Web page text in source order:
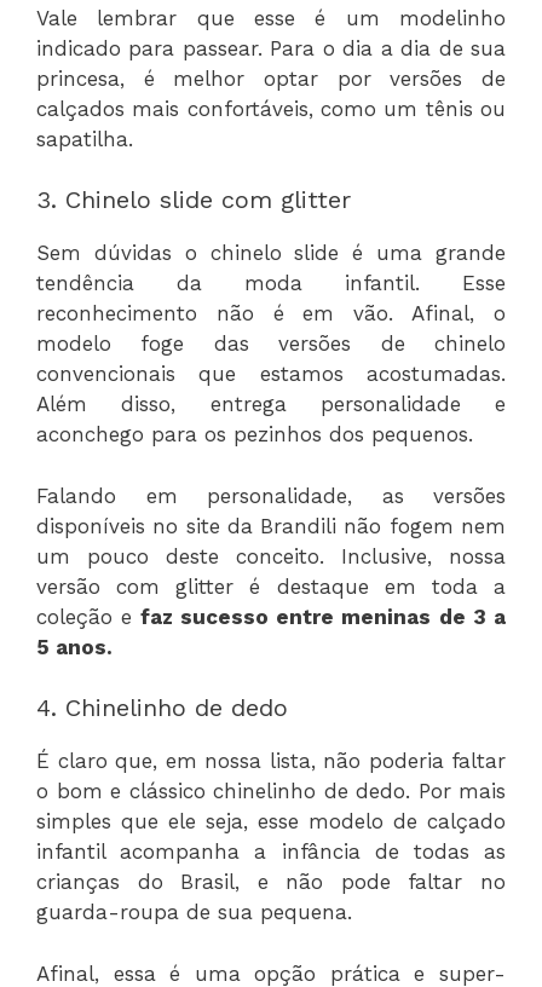
Vale lembrar que esse é um modelinho
indicado para passear. Para o dia a dia de sua
princesa, é melhor optar por versões de
calçados mais confortáveis, como um tênis ou
sapatilha.
3. Chinelo slide com glitter
Sem dúvidas o chinelo slide é uma grande
tendência da moda infantil. Esse
reconhecimento não é em vão. Afinal, o
modelo foge das versões de chinelo
convencionais que estamos acostumadas.
Além disso, entrega personalidade e
aconchego para os pezinhos dos pequenos.
Falando em personalidade, as versões
disponíveis no site da Brandili não fogem nem
um pouco deste conceito. Inclusive, nossa
versão com glitter é destaque em toda a
coleção e faz sucesso entre meninas de 3 a
5 anos.
4. Chinelinho de dedo
É claro que, em nossa lista, não poderia faltar
o bom e clássico chinelinho de dedo. Por mais
simples que ele seja, esse modelo de calçado
infantil acompanha a infância de todas as
crianças do Brasil, e não pode faltar no
guarda-roupa de sua pequena.
Afinal, essa é uma opção prática e super-